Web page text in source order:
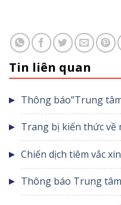
Tin liên quan
Thông báo”Trung
Lạc tạm dừng khám
cầu vào ngày chủ
Trang bị kiến thức về
tính khi sinh cho
huyện Yên Lạc
Chiến dịch tiêm vắc
cho nhóm đối tượng
Thông báo Trung tâm
tạm dừng khám chữa bệnh theo yêu cầu